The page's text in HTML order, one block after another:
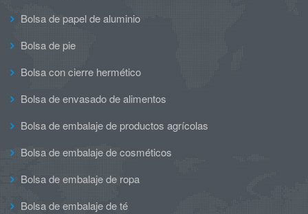
Bolsa de papel de aluminio
Bolsa de pie
Bolsa con cierre hermético
Bolsa de envasado de alimentos
Bolsa de embalaje de productos agrícolas
Bolsa de embalaje de cosméticos
Bolsa de embalaje de ropa
Bolsa de embalaje de té